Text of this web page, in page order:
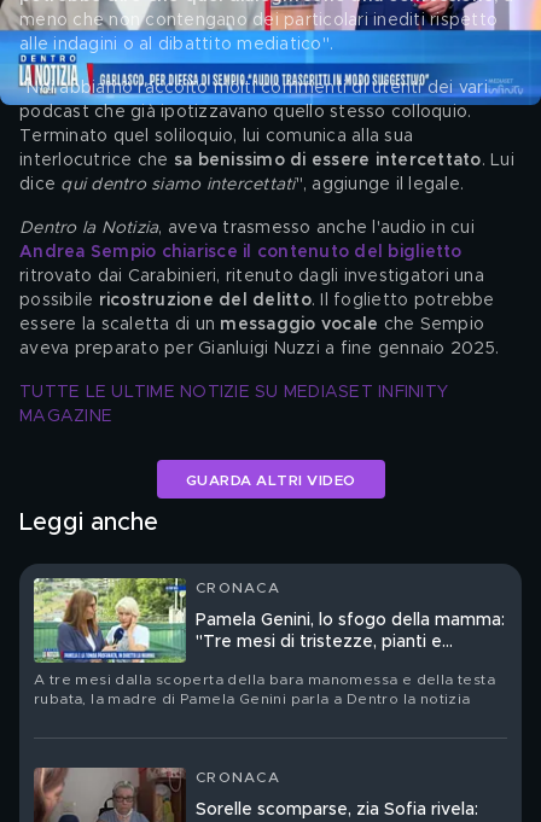
meno che non contengano dei particolari inediti rispetto
alle indagini o al dibattito mediatico".
"Noi abbiamo raccolto molti commenti di utenti dei vari
podcast che già ipotizzavano quello stesso colloquio.
Terminato quel soliloquio, lui comunica alla sua
interlocutrice che sa benissimo di essere intercettato. Lui
dice qui dentro siamo intercettati", aggiunge il legale.
Dentro la Notizia, aveva trasmesso anche l'audio in cui
Andrea Sempio chiarisce il contenuto del biglietto
ritrovato dai Carabinieri, ritenuto dagli investigatori una
possibile ricostruzione del delitto. Il foglietto potrebbe
essere la scaletta di un messaggio vocale che Sempio
aveva preparato per Gianluigi Nuzzi a fine gennaio 2025.
TUTTE LE ULTIME NOTIZIE SU MEDIASET INFINITY
MAGAZINE
GUARDA ALTRI VIDEO
Leggi anche
CRONACA
Pamela Genini, lo sfogo della mamma:
"Tre mesi di tristezze, pianti e
A tre mesi dalla scoperta della bara manomessa e della testa
rubata, la madre di Pamela Genini parla a Dentro la notizia
CRONACA
Sorelle scomparse, zia Sofia rivela: